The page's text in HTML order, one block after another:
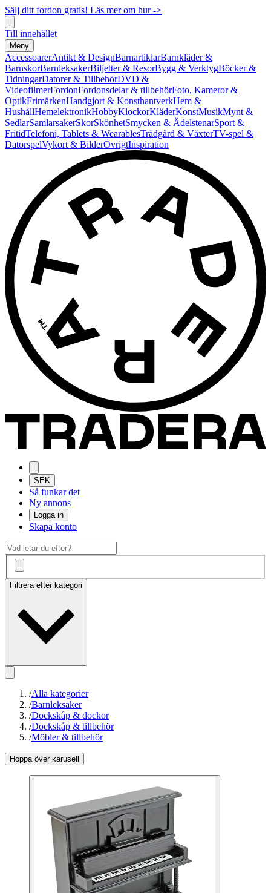
Sälj ditt fordon gratis! Läs mer om hur ->
Till innehållet
Meny
AccessoarerAntikt & DesignBarnartiklarBarnkläder &
BarnskorBarnleksakerBiljetter & ResorBygg & VerktygBöcker &
TidningarDatorer & TillbehörDVD &
VideofilmerFordonFordonsdelar & tillbehörFoto, Kameror &
OptikFrimärkenHandgjort & KonsthantverkHem &
HushållHemelektronikHobbyKlockorKläderKonstMusikMynt &
SedlarSamlarsakerSkorSkönhetSmycken & ÄdelstenarSport &
FritidTelefoni, Tablets & WearablesTrädgård & VäxterTV-spel &
DatorspelVykort & BilderÖvrigtInspiration
SEK
Så funkar det
Ny annons
Logga in
Skapa konto
Filtrera efter kategori
/Alla kategorier
/Barnleksaker
/Dockskåp & dockor
/Dockskåp & tillbehör
/Möbler & tillbehör
Hoppa över karusell